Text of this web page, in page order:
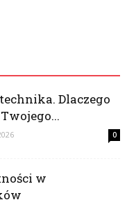
Dlaczego
0
w